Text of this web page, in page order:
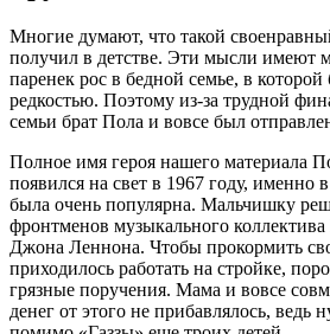
Многие думают, что такой
получил в детстве. Эти мысли имеют
паренек рос в бедной семье, в
редкостью. Поэтому из-за трудной
семьи брат Пола и вовсе был
Полное имя героя нашего материала
появился на свет в 1967 году, именно
была очень популярна. Мальчишку
фронтменов музыкального
Джона Леннона. Чтобы прокормить
приходилось работать на стройке,
грязные поручения. Мама и вовсе
денег от этого не прибавлялось,